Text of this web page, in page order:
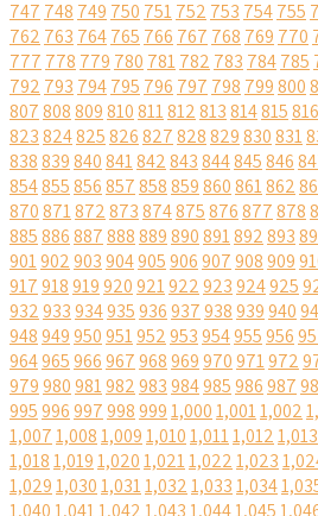
747 748 749 750 751752 753 754755
762 763 764765 766 767 768 769 770
777 778 779 780 781782 783 784785
792 793 794795 796 797 798 799800
807808809810811812813814815816
823824825826827828829830831
838839840841842843844845846
854855856857858859860861862
870871872873874875876877878
885886887888889890891892893
901902903904905906907908909
917918919920921922923924925
932933934935936937938939940
948949950951952953954955956
964965966967968969970971972
979980981982983984985986987
9959969979989991,0001,0011,002
1,0071,0081,0091,0101,0111,0121,013
1,0181,0191,0201,0211,0221,023
1,0291,0301,0311,0321,0331,034